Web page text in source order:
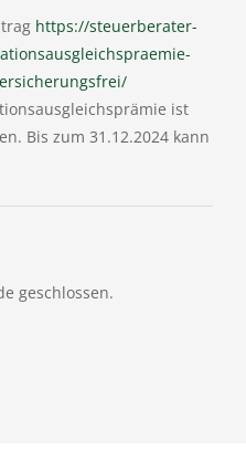
https://steuerberater-
ist
Bis zum 31.12.2024 kann
geschlossen.